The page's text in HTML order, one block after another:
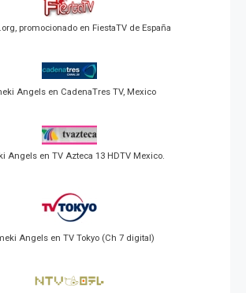
promocionado en FiestaTV de España
Angels en CadenaTres TV, Mexico
Angels en TV Azteca 13 HDTV Mexico.
Angels en TV Tokyo (Ch 7 digital)